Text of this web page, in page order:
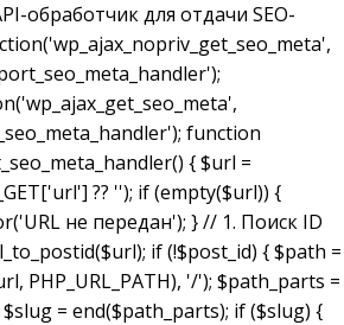
обработчик для отдачи SEO-
function
{ $url =
?? ''); if (empty($url)) {
не передан'); } // 1. Поиск ID
if (!$post_id) { $path =
PHP_URL_PATH), '/'); $path_parts =
= end($path_parts); if ($slug) {